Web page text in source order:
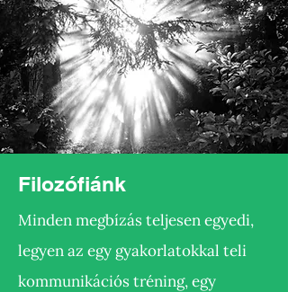
Filozófiánk
Minden megbízás teljesen egyedi,
legyen az egy gyakorlatokkal teli
kommunikációs tréning, egy